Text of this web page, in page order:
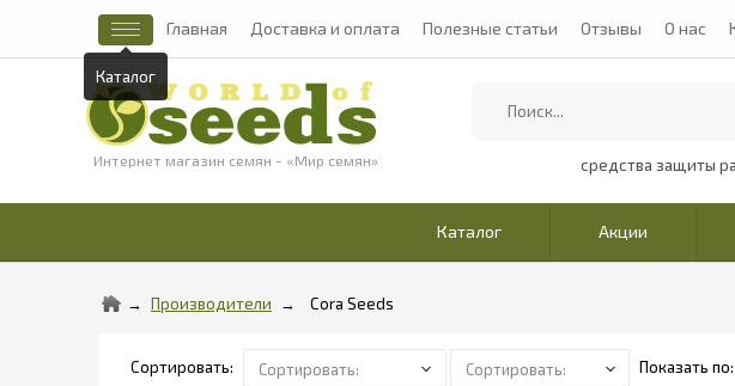
Каталог
Главная Доставка и оплата Полезные статьи Отзывы О нас
Интернет магазин семян - «Мир семян» средства защиты
Каталог Акции
Производители Cora Seeds
Показать по: